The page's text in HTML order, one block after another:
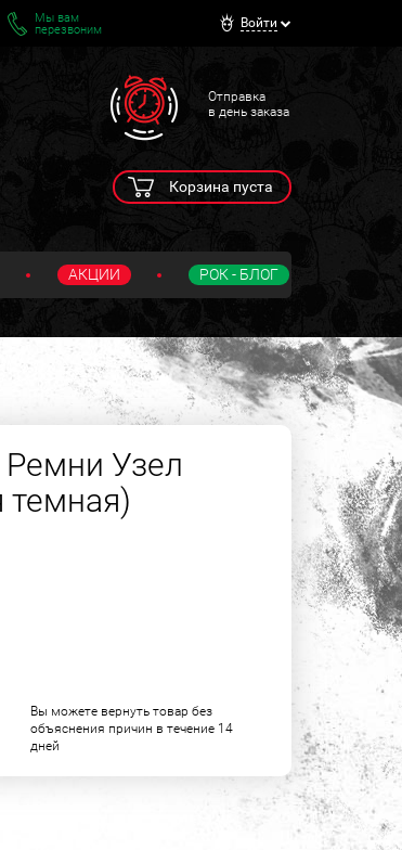
Мы вам
перезвоним
Войти
Отправка
в день заказа
Корзина пуста
АКЦИИ РОК - БЛОГ
Ремни Узел
темная)
Вы можете вернуть товар без
объяснения причин в течение 14
дней